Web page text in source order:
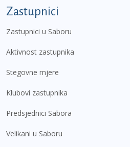
Zastupnici
Zastupnici u Saboru
Aktivnost zastupnika
Stegovne mjere
Klubovi zastupnika
Predsjednici Sabora
Velikani u Saboru